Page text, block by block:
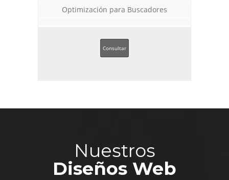
Optimización para Buscadores
Consultar
Nuestros
Diseños Web